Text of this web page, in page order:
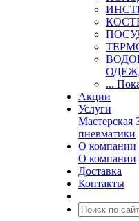
...
Акции
Услуги
Мастерская
пневматики
О компании
О компании
Доставка
Контакты